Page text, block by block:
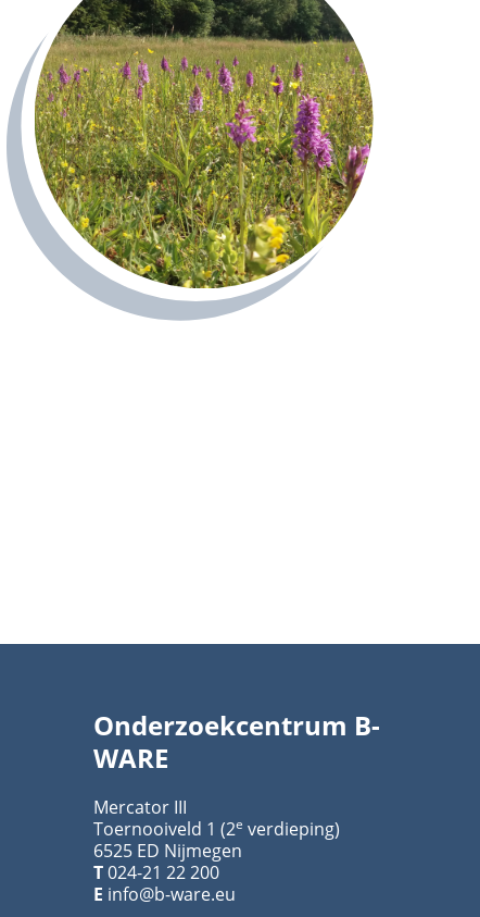
Onderzoekcentrum B-
WARE
Mercator III
Toernooiveld 1 (2e verdieping)
6525 ED Nijmegen
T024-21 22 200
E info@b-ware.eu